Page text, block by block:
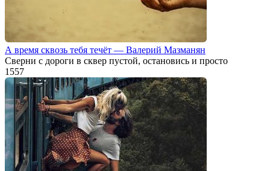
А время сквозь тебя течёт — Валерий Мазманян
Сверни с дороги в сквер пустой, остановись и просто
1 557